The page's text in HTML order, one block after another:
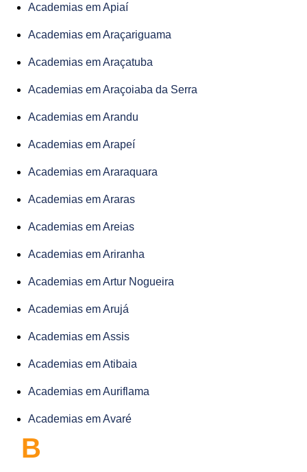
Academias em Apiaí
Academias em Araçariguama
Academias em Araçatuba
Academias em Araçoiaba da Serra
Academias em Arandu
Academias em Arapeí
Academias em Araraquara
Academias em Araras
Academias em Areias
Academias em Ariranha
Academias em Artur Nogueira
Academias em Arujá
Academias em Assis
Academias em Atibaia
Academias em Auriflama
Academias em Avaré
B